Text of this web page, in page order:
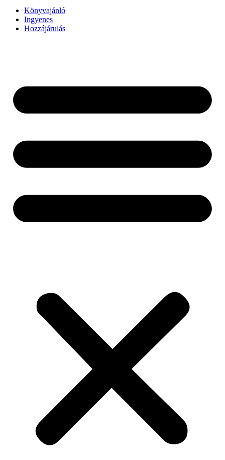
Könyvajánló
Ingyenes
Hozzájárulás